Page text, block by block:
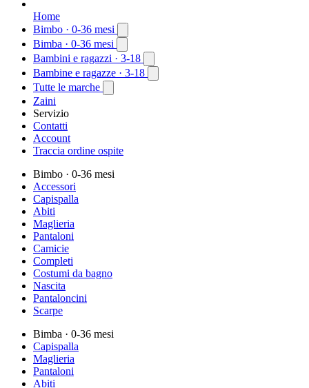
Home
Bimbo · 0-36 mesi
Bimba · 0-36 mesi
Bambini e ragazzi · 3-18
Bambine e ragazze · 3-18
Tutte le marche
Zaini
Servizio
Contatti
Account
Traccia ordine ospite
Bimbo · 0-36 mesi
Accessori
Capispalla
Abiti
Maglieria
Pantaloni
Camicie
Completi
Costumi da bagno
Nascita
Pantaloncini
Scarpe
Bimba · 0-36 mesi
Capispalla
Maglieria
Pantaloni
Abiti